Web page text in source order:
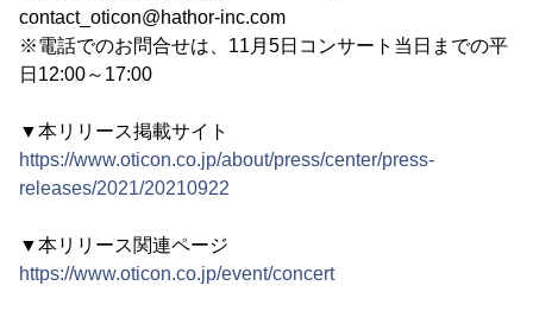
contact_oticon@hathor-inc.com
※電話でのお問合せは、11月5日コンサート当日までの平
日12:00～17:00
▼本リリース掲載サイト
https://www.oticon.co.jp/about/press/center/press-
releases/2021/20210922
▼本リリース関連ページ
https://www.oticon.co.jp/event/concert